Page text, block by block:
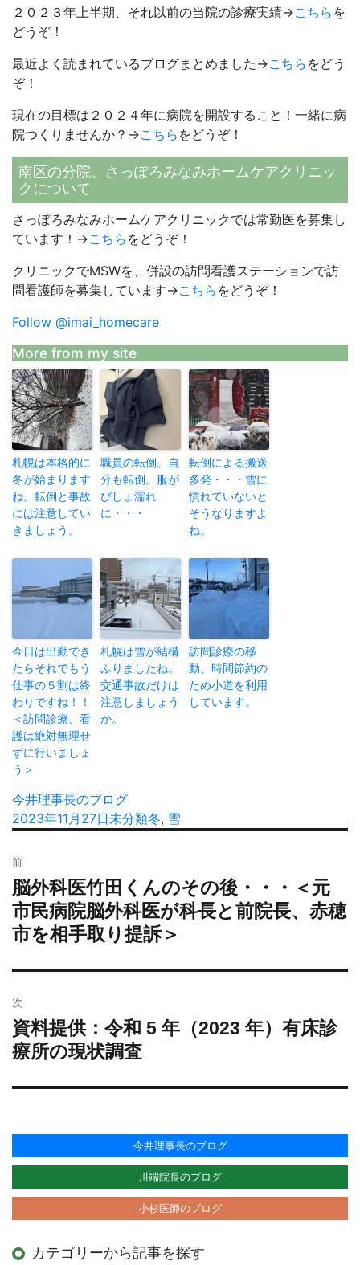
２０２３年上半期、それ以前の当院の診療実績→こちら を
どうぞ！
最近よく読まれているブログまとめました→こちら をどう
ぞ！
現在の目標は２０２４年に病院を開設すること！一緒に病
院つくりませんか？→こちら をどうぞ！
南区の分院、さっぽろみなみホームケアクリニッ
クについて
さっぽろみなみホームケアクリニックでは常勤医を募集し
ています！→こちら をどうぞ！
クリニックでMSWを、併設の訪問看護ステーションで訪
問看護師を募集しています→こちら をどうぞ！
Follow @imai_homecare
More from my site
札幌は本格的に
冬が始まります
ね。転倒と事故
には注意してい
きましょう。
職員の転倒。自
分も転倒。服が
びしょ濡れ
に・・・
転倒による搬送
多発・・・雪に
慣れていないと
そうなりますよ
ね。
今日は出勤でき
たらそれでもう
仕事の５割は終
わりですね！！
＜訪問診療、看
護は絶対無理せ
ずに行いましょ
う＞
札幌は雪が結構
ふりましたね。
交通事故だけは
注意しましょう
か。
訪問診療の移
動、時間節約の
ため小道を利用
しています。
投
稿
今井理事長のブログ
投
日:
2023年11月27日カ
リ
ー
未分類タ
冬, 雪
稿
ナ
ビ
ゲ
ョ
ン
前
過
去
の
投
脳外科医竹田くんのその後・・・＜元
市民病院脳外科医が科長と前院長、赤穂
市を相手取り提訴＞
次
次
の
投
稿:
資料提供：令和 5 年（2023 年）有床診
療所の現状調査
今井理事長のブログ
川端院長のブログ
小杉医師のブログ
カテゴリーから記事を探す